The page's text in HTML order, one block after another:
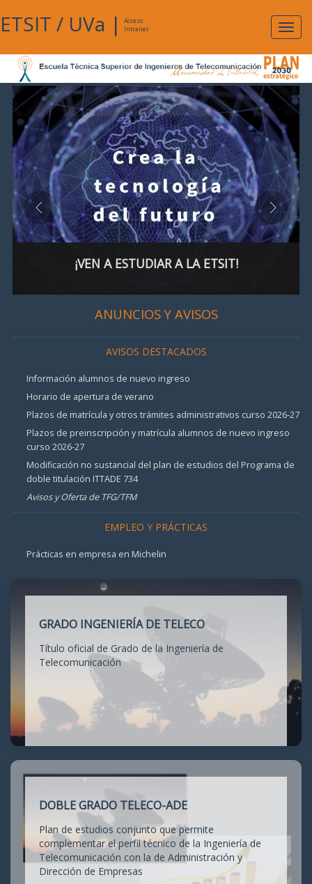
ETSIT / UVa |
Acceso
Intranet
¡VEN A ESTUDIAR A LA ETSIT!
ANUNCIOS Y AVISOS
AVISOS DESTACADOS
Información alumnos de nuevo ingreso
Horario de apertura de verano
Plazos de matrícula y otros trámites administrativos curso 2026-27
Plazos de preinscripción y matrícula alumnos de nuevo ingreso
curso 2026-27
Modificación no sustancial del plan de estudios del Programa de
doble titulación ITTADE 734
Avisos y Oferta de TFG/TFM
EMPLEO Y PRÁCTICAS
Prácticas en empresa en Michelin
GRADO INGENIERÍA DE TELECO
Título oficial de Grado de la Ingeniería de
Telecomunicación
DOBLE GRADO TELECO-ADE
Plan de estudios conjunto que permite
complementar el perfil técnico de la Ingeniería de
Telecomunicación con la de Administración y
Dirección de Empresas